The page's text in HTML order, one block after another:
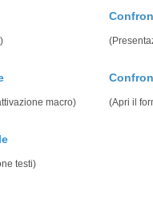
macro) (Apri il
testi)